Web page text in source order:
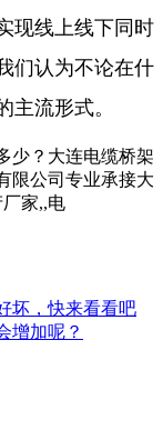
现线上线下同时
们认为不论在什
主流形式。
少？大连电缆桥架
限公司专业承接大
家,,电
坏，快来看看吧
增加呢？